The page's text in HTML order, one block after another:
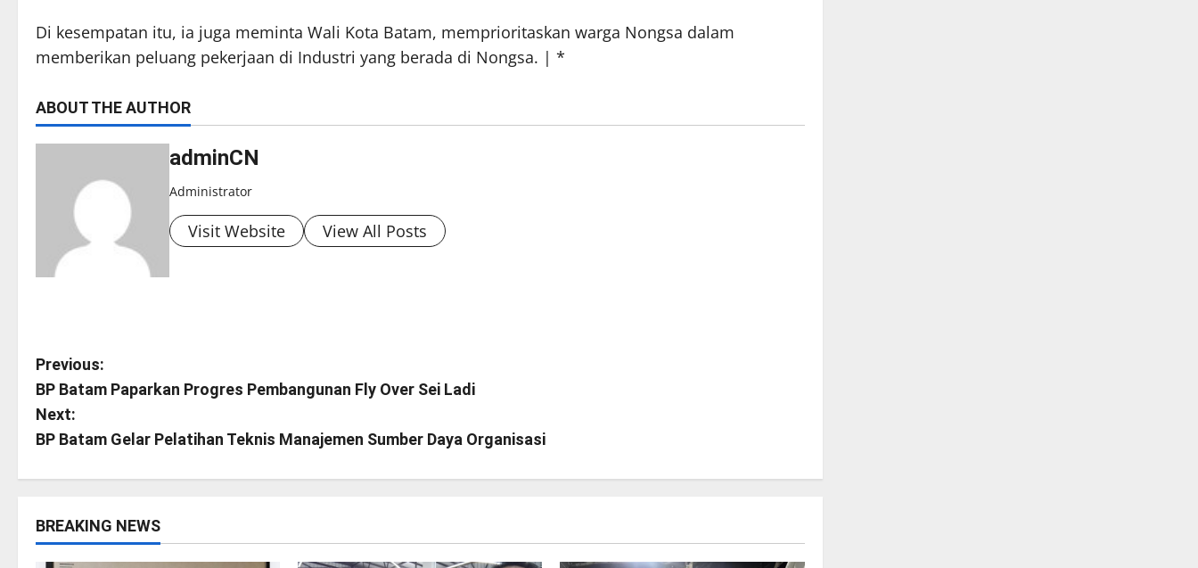
Di kesempatan itu, ia juga meminta Wali Kota Batam, memprioritaskan warga Nongsa dalam
memberikan peluang pekerjaan di Industri yang berada di Nongsa. | *
ABOUT THE AUTHOR
adminCN
Administrator
Visit Website View All Posts
P
o
s
t
n
a
Previous:
BP Batam Paparkan Progres Pembangunan Fly Over Sei Ladi
Next:
BP Batam Gelar Pelatihan Teknis Manajemen Sumber Daya Organisasi
BREAKING NEWS